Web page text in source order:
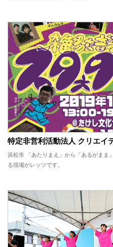
特定非営利活動法人 クリエイ
浜松市 「あたりまえ」から「あるがまま
る現場がレッツです。